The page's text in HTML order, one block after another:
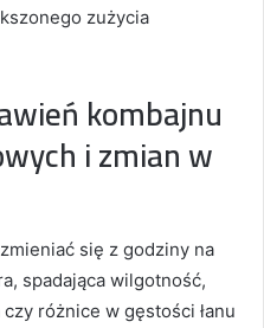
zużycia
kombajnu
i zmian w
się z godziny na
spadająca wilgotność,
różnice w gęstości łanu